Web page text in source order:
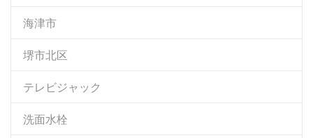
海津市
堺市北区
テレビジャック
洗面水栓